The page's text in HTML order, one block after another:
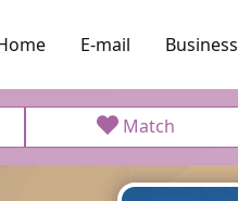
E-mail Business
Match